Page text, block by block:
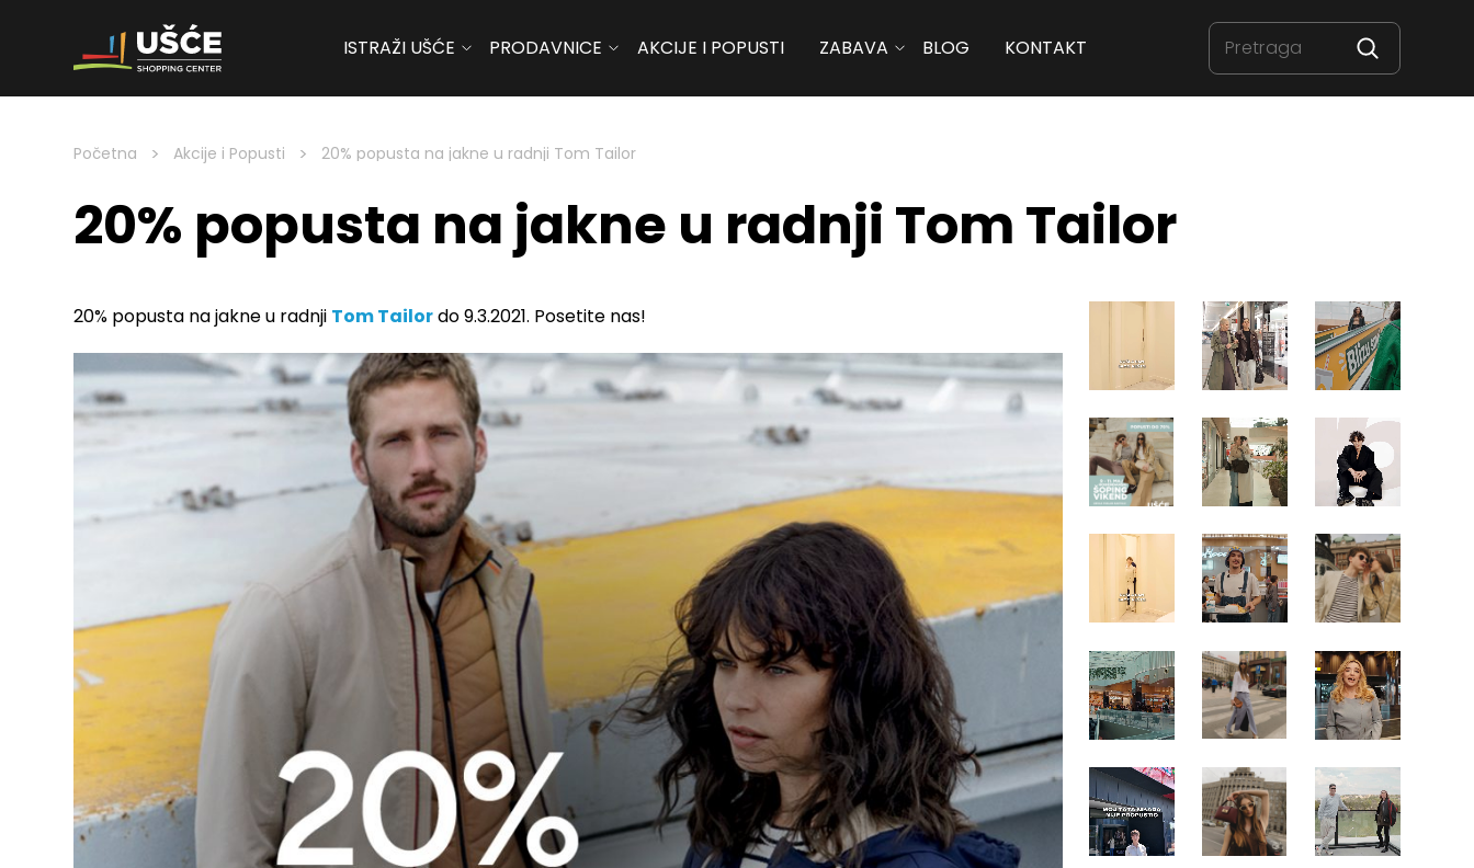
Skip to content
ISTRAŽI UŠĆE PRODAVNICE AKCIJE I POPUSTI ZABAVA BLOG KONTAKT
Početna > Akcije i Popusti > 20% popusta na jakne u radnji Tom Tailor
20% popusta na jakne u radnji Tom Tailor
20% popusta na jakne u radnji Tom Tailordo 9.3.2021. Posetite nas!